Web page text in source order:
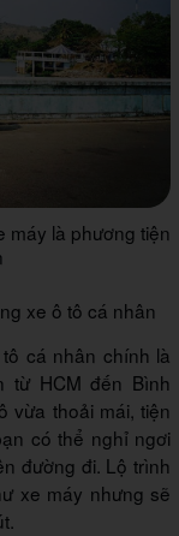
máy là phương tiện
xe ô tô cá nhân
cá nhân chính là
từ HCM đến Bình
vừa thoải mái, tiện
có thể nghỉ ngơi
đường đi. Lộ trình
xe máy nhưng sẽ